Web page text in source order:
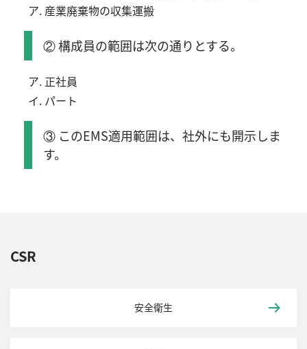
産業廃棄物の収集運搬
② 構成員の範囲は次の通りとする。
正社員
パート
③ このEMS適用範囲は、社外にも開示しま
す。
CSR
安全衛生